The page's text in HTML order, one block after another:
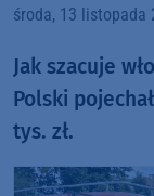
środa, 13 listopada
Jak szacuje
Polski
tys. zł.